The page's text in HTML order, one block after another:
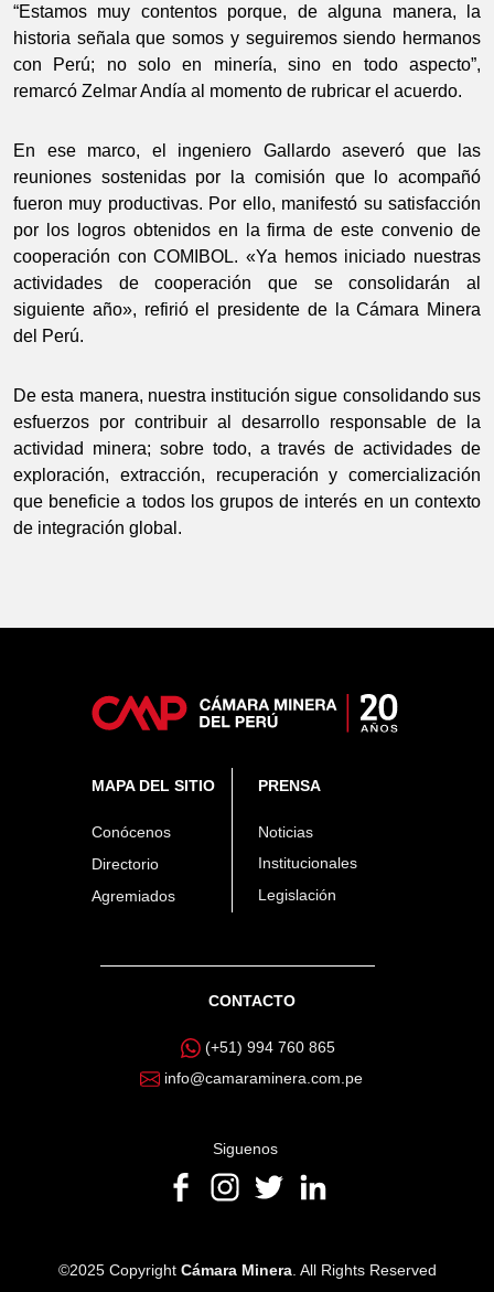
“Estamos muy contentos porque, de alguna manera, la
historia señala que somos y seguiremos siendo hermanos
con Perú; no solo en minería, sino en todo aspecto”,
remarcó Zelmar Andía al momento de rubricar el acuerdo.
En ese marco, el ingeniero Gallardo aseveró que las
reuniones sostenidas por la comisión que lo acompañó
fueron muy productivas. Por ello, manifestó su satisfacción
por los logros obtenidos en la firma de este convenio de
cooperación con COMIBOL. «Ya hemos iniciado nuestras
actividades de cooperación que se consolidarán al
siguiente año», refirió el presidente de la Cámara Minera
del Perú.
De esta manera, nuestra institución sigue consolidando sus
esfuerzos por contribuir al desarrollo responsable de la
actividad minera; sobre todo, a través de actividades de
exploración, extracción, recuperación y comercialización
que beneficie a todos los grupos de interés en un contexto
de integración global.
MAPA DEL SITIO
Conócenos
Directorio
Agremiados
PRENSA
Noticias
Institucionales
Legislación
CONTACTO
(+51) 994 760 865
info@camaraminera.com.pe
Siguenos
©2025 Copyright Cámara Minera. All Rights Reserved